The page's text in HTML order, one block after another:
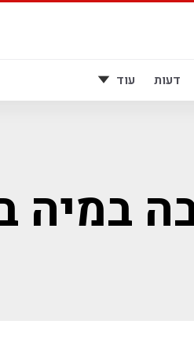
דעות עוד
במיה